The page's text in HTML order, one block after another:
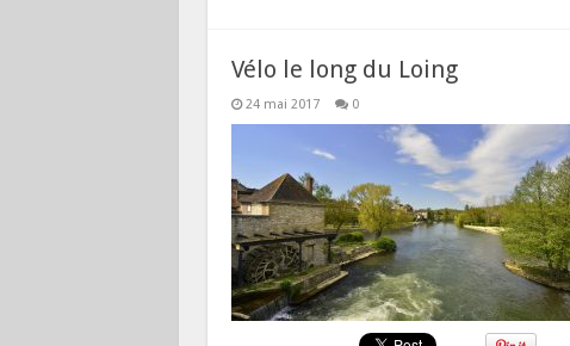
Vélo le long du Loing
24 mai 2017 0